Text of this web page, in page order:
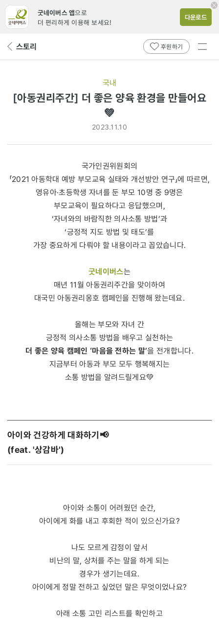
굿네이버스 앱으로
더 편리하게 이용해 보세요!
다운로드
뒤 스토리 후원하기
전체
국내
[아동권리주간] 더 좋은 양육 환경을 만들어요
💚
2023.11.10
국가인권위원회의
「2021 아동학대 예방 부모교육 실태와 개선방안 연구」에 따르면,
영유아·초등학생 자녀를 둔 부모 10명 중 9명은
부모교육이 필요하다고 응답했으며,
‘자녀와의 바람직한 의사소통 방법’과
‘긍정적 지도 방법 및 태도’를
가장 중요하게 다뤄야 할 내용이라고 꼽았습니다.
굿네이버스는
매년 11월 아동권리주간을 맞이하여
대국민 아동권리옹호 캠페인을 진행해 왔는데요.
올해는 부모와 자녀 간
긍정적 의사소통 방법을 배우고 실천하는
더 좋은 양육 캠페인 ‘마음을 전하는 말’을 전개합니다.
지금부터 아동과 부모 모두 행복해지는
소통 방법을 알려드릴게요💚
아이와 건강하게 대화하기📢
(feat. '상감바')
아이와 소통이 어려웠던 순간,
아이에게 화를 내고 후회한 적이 있으신가요?
나도 모르게 감정이 앞서
비난의 말, 상처를 주는 말을 하게 되는
경우가 생기는데요.
아이에게 정말 전하고 싶었던 말은 무엇이었나요?
아래 소통 고민 리스트를 확인하고